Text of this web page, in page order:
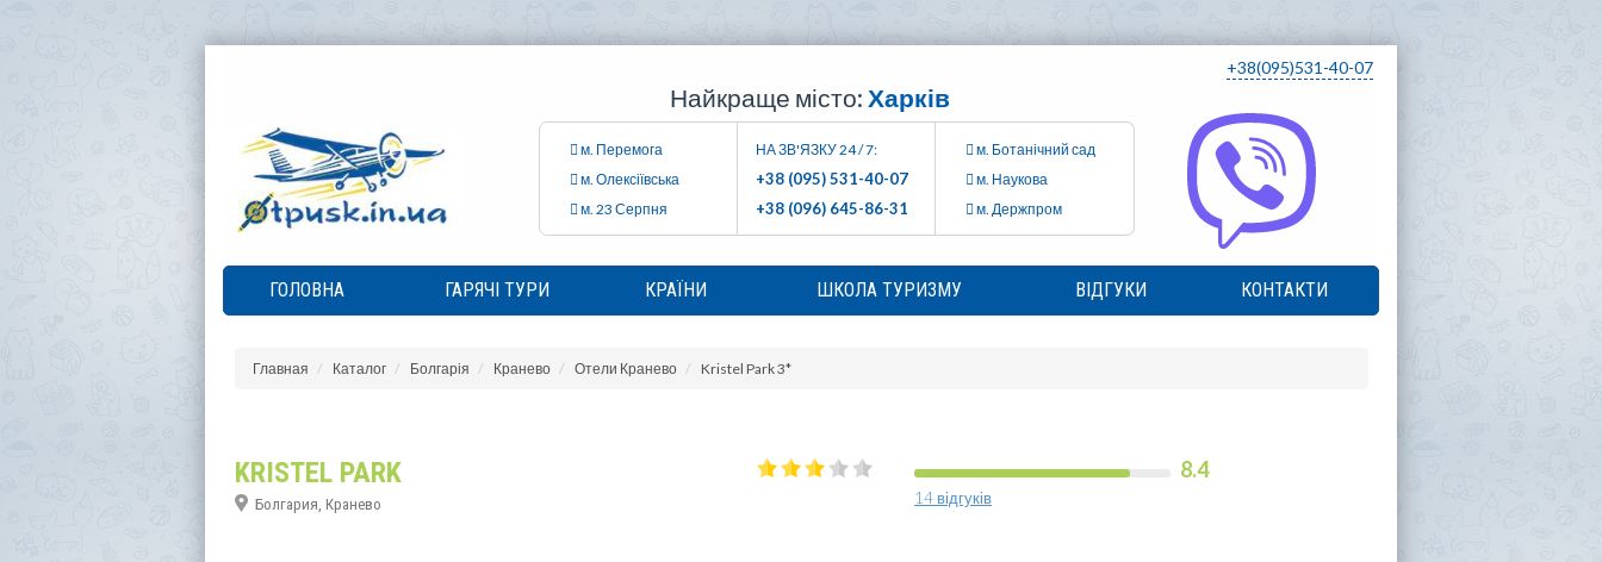
+38(095)531-40-07
Найкраще місто: Харків
м. Перемога
м. Олексіївська
м. 23 Серпня
НА ЗВ'ЯЗКУ 24 / 7:
+38 (095) 531-40-07
+38 (096) 645-86-31
м. Ботанічний сад
м. Наукова
м. Держпром
ГОЛОВНА ГАРЯЧІ ТУРИ КРАЇНИ ШКОЛА ТУРИЗМУ ВІДГУКИ КОНТАКТИ
Главная Каталог Болгарія Кранево Отели Кранево Kristel Park 3*
KRISTEL PARK
Болгария, Кранево
8.4
14 відгуків